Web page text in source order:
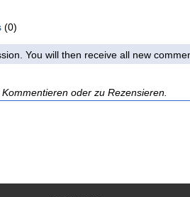
(0)
You will then receive all new
oder zu Rezensieren.